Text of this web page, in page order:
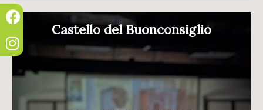
Castello del Buonconsiglio